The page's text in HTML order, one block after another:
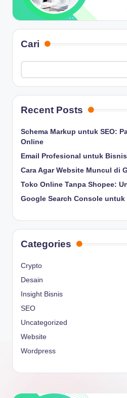
Cari
Recent Posts
Schema Markup untuk SEO:
Online
Email Profesional untuk
Cara Agar Website Muncul di
Toko Online Tanpa Shopee:
Google Search Console
Categories
Crypto
Desain
Insight Bisnis
SEO
Uncategorized
Website
Wordpress